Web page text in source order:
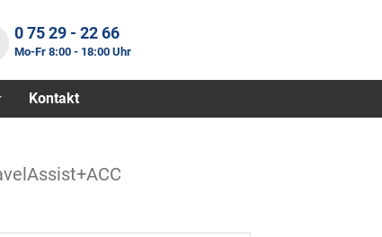
0 75 29 - 22 66
Mo-Fr 8:00 - 18:00 Uhr
Kontakt